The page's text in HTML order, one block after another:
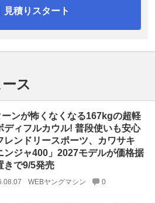
見積りスタート
ス
ーンが怖くなくなる167kgの超軽
ディフルカウル! 普段使いも安心
レンドリースポーツ、カワサキ
ンジャ400」2027モデルが価格据
きで9/5発売
WEBヤングマシン 0